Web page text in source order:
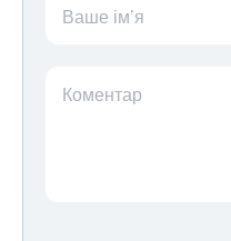
Ваше ім’я
Коментар